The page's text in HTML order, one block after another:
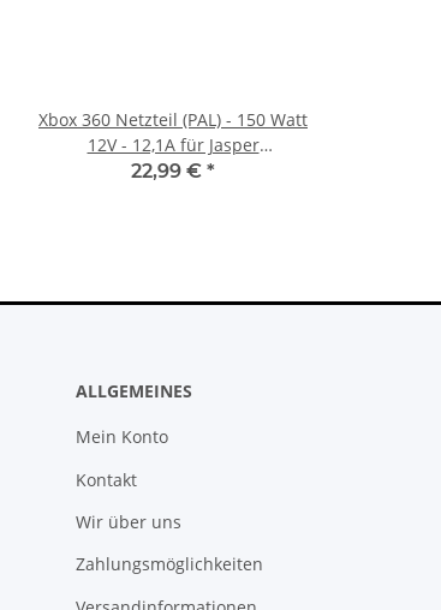
Xbox 360 Netzteil (PAL) - 150 Watt
12V - 12,1A für Jasper
Mainboards gebraucht
22,99 € *
ALLGEMEINES
Mein Konto
Kontakt
Wir über uns
Zahlungsmöglichkeiten